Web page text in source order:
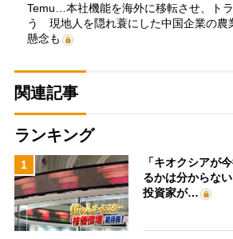
Temu…本社機能を海外に移転させ、ト
う 現地人を隠れ蓑にした中国企業の農
懸念も
関連記事
ランキング
1
「キオクシアが
るかは分からな
投資家が…